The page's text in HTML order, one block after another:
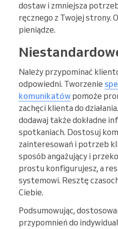
dostaw i zmniejsza
ręcznego z Twojej strony.
pieniądze.
Należy przypominać
odpowiedni. Tworzenie
komunikatów pomoże
zachęci klienta do
dodawaj także dokładne
spotkaniach. Dostosuj
zainteresowań i potrzeb
sposób angażujący i
prostu konfigurujesz, a
systemowi. Resztę
Ciebie.
Podsumowując,
przypomnień do